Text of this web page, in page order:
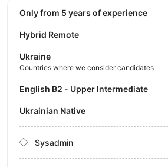
Only from 5 years of experience
Hybrid Remote
Ukraine
Countries where we consider candidates
English B2 - Upper Intermediate
Ukrainian Native
Sysadmin